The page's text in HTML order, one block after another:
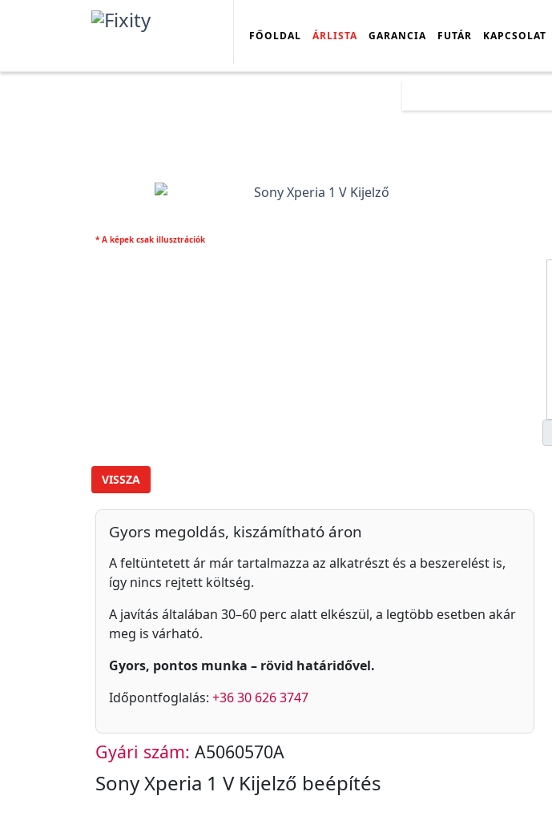
FŐOLDAL ÁRLISTA GARANCIA FUTÁR KAPCSOLAT
* A képek csak illusztrációk
VISSZA
Gyors megoldás, kiszámítható áron
A feltüntetett ár már tartalmazza az alkatrészt és a beszerelést is,
így nincs rejtett költség.
A javítás általában 30–60 perc alatt elkészül, a legtöbb esetben akár
meg is várható.
Gyors, pontos munka – rövid határidővel.
Időpontfoglalás: +36 30 626 3747
Gyári szám: A5060570A
Sony Xperia 1 V Kijelző beépítés